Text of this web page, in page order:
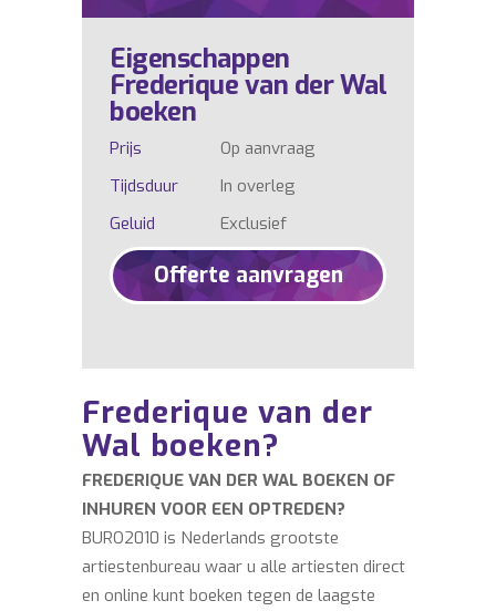
Eigenschappen
Frederique van der Wal
boeken
Prijs
Op aanvraag
Tijdsduur
In overleg
Geluid
Exclusief
Offerte aanvragen
Frederique van der
Wal boeken?
FREDERIQUE VAN DER WAL BOEKEN OF
INHUREN VOOR EEN OPTREDEN?
BURO2010 is Nederlands grootste
artiestenbureau waar u alle artiesten direct
en online kunt boeken tegen de laagste